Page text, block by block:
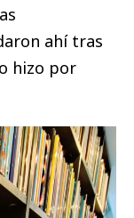
ahí tras
hizo por